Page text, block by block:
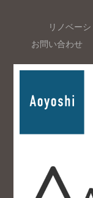
リノベー
お問い合わせ